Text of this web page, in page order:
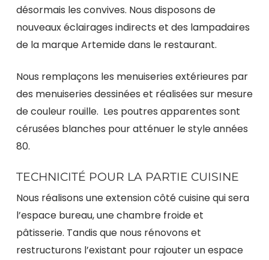
désormais les convives. Nous disposons de
nouveaux éclairages indirects et des lampadaires
de la marque Artemide dans le restaurant.
Nous remplaçons les menuiseries extérieures par
des menuiseries dessinées et réalisées sur mesure
de couleur rouille. Les poutres apparentes sont
cérusées blanches pour atténuer le style années
80.
TECHNICITÉ POUR LA PARTIE CUISINE
Nous réalisons une extension côté cuisine qui sera
l’espace bureau, une chambre froide et
pâtisserie. Tandis que nous rénovons et
restructurons l’existant pour rajouter un espace